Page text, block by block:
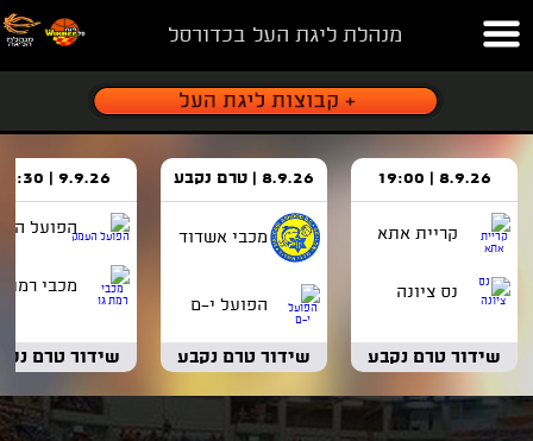
מנהלת ליגת העל בכדורסל
8.9.26 | 19:00
קריית אתא
נס ציונה
שידור טרם נקבע
8.9.26 | טרם נקבע
מכבי אשדוד
הפועל י-ם
שידור טרם נקבע
9.9.26 | 18:30
הפועל
מכבי רמת
שידור טרם